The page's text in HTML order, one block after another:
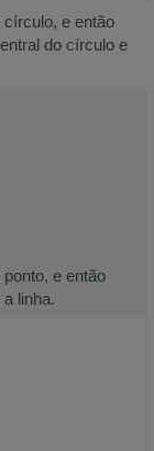
círculo, e então
do círculo e
e então
linha.